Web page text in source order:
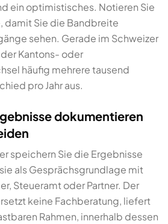
ein optimistisches. Notieren Sie
damit Sie die Bandbreite
sehen. Gerade im Schweizer
Kantons- oder
häufig mehrere tausend
pro Jahr aus.
dokumentieren
speichern Sie die Ergebnisse
als Gesprächsgrundlage mit
Steueramt oder Partner. Der
keine Fachberatung, liefert
Rahmen, innerhalb dessen